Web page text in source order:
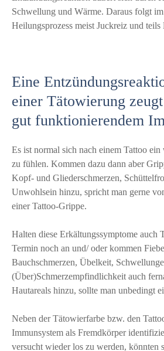
Schwellung und Wärme. Daraus folgt
Heilungsprozess meist Juckreiz und
Eine
einer Tätowierung
gut funktionierendem
Es ist normal sich nach einem Tattoo
zu fühlen. Kommen dazu dann aber
Kopf- und Gliederschmerzen,
Unwohlsein hinzu, spricht man gerne
einer Tattoo-Grippe.
Halten diese Erkältungssymptome auch
Termin noch an und/ oder kommen
Bauchschmerzen, Übelkeit,
(Über)Schmerzempfindlichkeit auch
Hautareals hinzu, sollte man unbedingt
Neben der Tätowierfarbe bzw. den
Immunsystem als Fremdkörper
versucht wieder los zu werden, könnten